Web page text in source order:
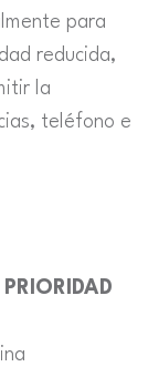
para
reducida,
la
teléfono e
PRIORIDAD